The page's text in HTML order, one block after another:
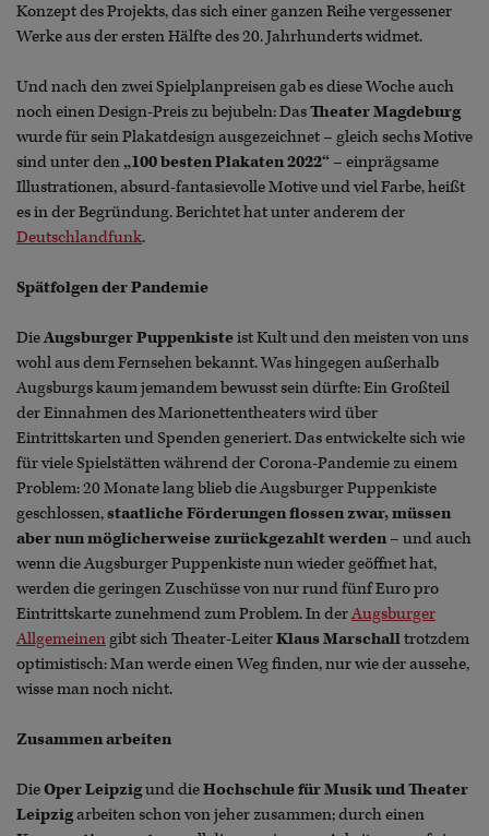
Konzept des Projekts, das sich einer ganzen Reihe vergessener
Werke aus der ersten Hälfte des 20. Jahrhunderts widmet.
Und nach den zwei Spielplanpreisen gab es diese Woche auch
noch einen Design-Preis zu bejubeln: DasTheater Magdeburg
wurde für sein Plakatdesign ausgezeichnet – gleich sechs Motive
sind unter den„100 besten Plakaten 2022“ – einprägsame
Illustrationen, absurd-fantasievolle Motive und viel Farbe, heißt
es in der Begründung. Berichtet hat unter anderem der
Deutschlandfunk.
Spätfolgen der Pandemie
DieAugsburger Puppenkisteist Kult und den meisten von uns
wohl aus dem Fernsehen bekannt. Was hingegen außerhalb
Augsburgs kaum jemandem bewusst sein dürfte: Ein Großteil
der Einnahmen des Marionettentheaters wird über
Eintrittskarten und Spenden generiert. Das entwickelte sich wie
für viele Spielstätten während der Corona-Pandemie zu einem
Problem: 20 Monate lang blieb die Augsburger Puppenkiste
geschlossen,staatliche Förderungen flossen zwar, müssen
aber nun möglicherweise zurückgezahlt werden – und auch
wenn die Augsburger Puppenkiste nun wieder geöffnet hat,
werden die geringen Zuschüsse von nur rund fünf Euro pro
Eintrittskarte zunehmend zum Problem. In derAugsburger
Allgemeinengibt sich Theater-LeiterKlaus Marschalltrotzdem
optimistisch: Man werde einen Weg finden, nur wie der aussehe,
wisse man noch nicht.
Zusammen arbeiten
DieOper Leipzigund dieHochschule für Musik und Theater
Leipzigarbeiten schon von jeher zusammen; durch einen